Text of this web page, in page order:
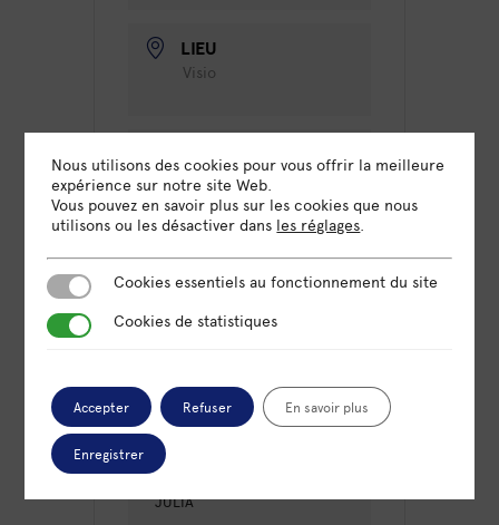
LIEU
Visio
CATÉGORIE
Formation
ORGANISATEUR
PARTICIPANTS
MYRIAM POIRIER
BABUT
JULIA
Nous utilisons des cookies pour vous offrir la meilleure
expérience sur notre site Web.
Vous pouvez en savoir plus sur les cookies que nous
utilisons ou les désactiver dans les réglages
Cookies essentiels au fonctionnement du site
Cookies essentiels au fonctionnement du site
Cookies de statistiques
Cookies de statistiques
Accepter Refuser En savoir plus
Enregistrer